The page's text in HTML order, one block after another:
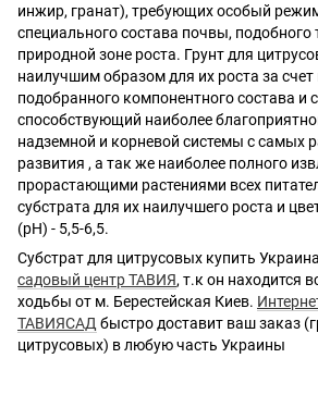
инжир, гранат), требующих особый
специального состава почвы, подобного
природной зоне роста. Грунт для
наилучшим образом для их роста за
подобранного компонентного состава и
способствующий наиболее
надземной и корневой системы с самых
развития , а так же наиболее полного
прорастающими растениями всех
субстрата для их наилучшего роста и
(рН) - 5,5-6,5.
Субстрат для цитрусовых купить
садовый центр ТАВИЯ, т.к он находится
ходьбы от м. Берестейская Киев.
ТАВИЯСАД быстро доставит ваш заказ
цитрусовых) в любую часть Украины